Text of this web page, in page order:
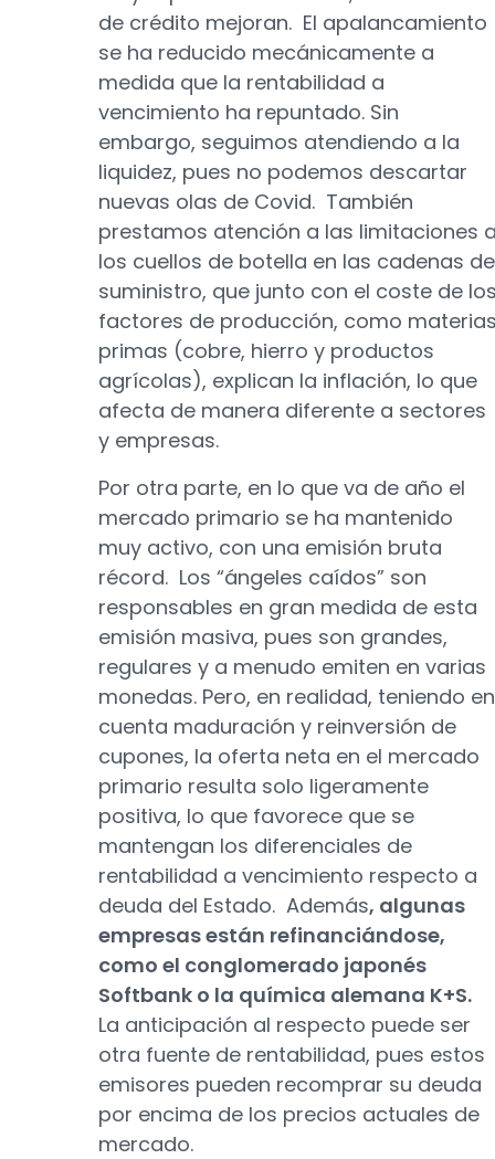
de crédito mejoran. El apalancamiento
se ha reducido mecánicamente a
medida que la rentabilidad a
vencimiento ha repuntado. Sin
embargo, seguimos atendiendo a la
liquidez, pues no podemos descartar
nuevas olas de Covid. También
prestamos atención a las limitaciones
los cuellos de botella en las cadenas de
suministro, que junto con el coste de
factores de producción, como
primas (cobre, hierro y productos
agrícolas), explican la inflación, lo que
afecta de manera diferente a sectores
y empresas.
Por otra parte, en lo que va de año el
mercado primario se ha mantenido
muy activo, con una emisión bruta
récord. Los “ángeles caídos” son
responsables en gran medida de esta
emisión masiva, pues son grandes,
regulares y a menudo emiten en varias
monedas. Pero, en realidad, teniendo en
cuenta maduración y reinversión de
cupones, la oferta neta en el mercado
primario resulta solo ligeramente
positiva, lo que favorece que se
mantengan los diferenciales de
rentabilidad a vencimiento respecto a
deuda del Estado. Además, algunas
empresas están refinanciándose,
como el conglomerado japonés
Softbank o la química alemana K+S.
La anticipación al respecto puede ser
otra fuente de rentabilidad, pues estos
emisores pueden recomprar su deuda
por encima de los precios actuales de
mercado.